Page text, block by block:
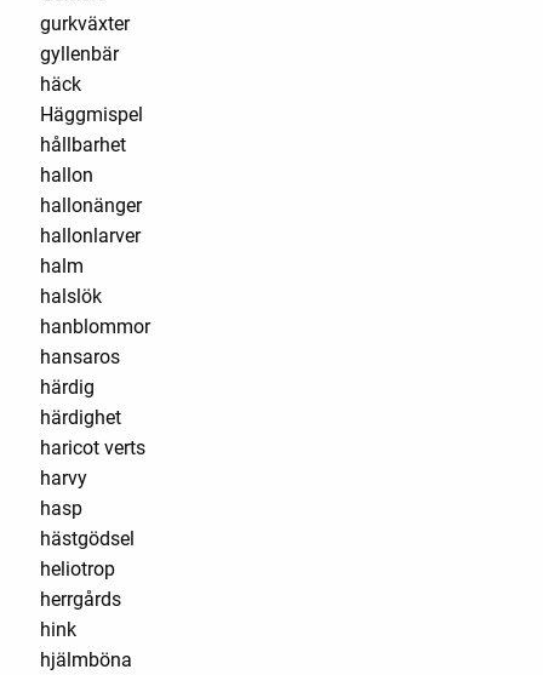
gurkväxter
gyllenbär
häck
Häggmispel
hållbarhet
hallon
hallonänger
hallonlarver
halm
halslök
hanblommor
hansaros
härdig
härdighet
haricot verts
harvy
hasp
hästgödsel
heliotrop
herrgårds
hink
hjälmböna